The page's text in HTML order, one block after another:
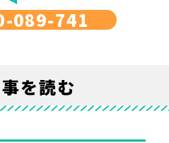
089-741
を読む